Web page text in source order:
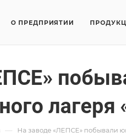
О ПРЕДПРИЯТИИ
лагеря
— На заводе «ЛЕПСЕ» побывали